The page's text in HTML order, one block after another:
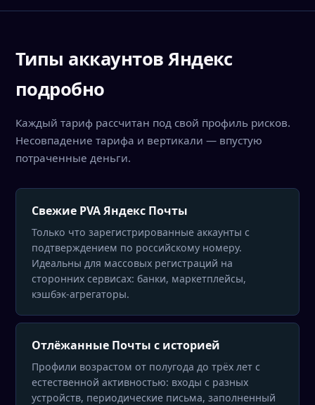
Типы аккаунтов Яндекс
подробно
Каждый тариф рассчитан под свой профиль рисков.
Несовпадение тарифа и вертикали — впустую
потраченные деньги.
Свежие PVA Яндекс Почты
Только что зарегистрированные аккаунты с
подтверждением по российскому номеру.
Идеальны для массовых регистраций на
сторонних сервисах: банки, маркетплейсы,
кэшбэк-агрегаторы.
Отлёжанные Почты с историей
Профили возрастом от полугода до трёх лет с
естественной активностью: входы с разных
устройств, периодические письма, заполненный